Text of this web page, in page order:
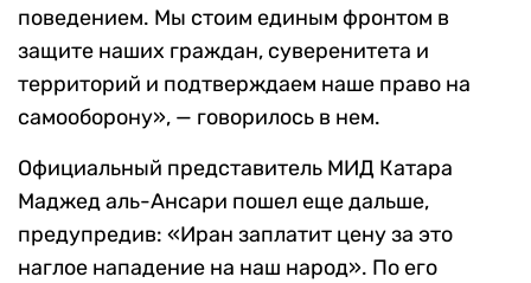
поведением. Мы стоим единым фронтом в
защите наших граждан, суверенитета и
территорий и подтверждаем наше право на
самооборону», — говорилось в нем.
Официальный представитель МИД Катара
Маджед аль-Ансари пошел еще дальше,
предупредив: «Иран заплатит цену за это
наглое нападение на наш народ». По его